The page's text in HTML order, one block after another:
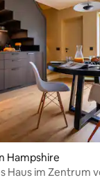
Hampshire
Haus im Zentrum